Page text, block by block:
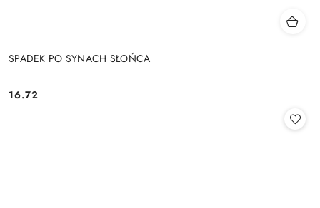
SPADEK PO SYNACH SŁOŃCA
Cena:
16.72